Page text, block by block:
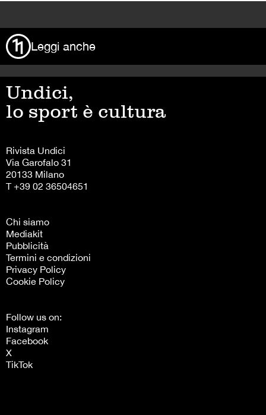
Leggi anche
Undici,
lo sport è cultura
Rivista Undici
Via Garofalo 31
20133 Milano
T +39 02 36504651
Chi siamo
Mediakit
Pubblicità
Termini e condizioni
Privacy Policy
Cookie Policy
Follow us on:
Instagram
Facebook
X
TikTok